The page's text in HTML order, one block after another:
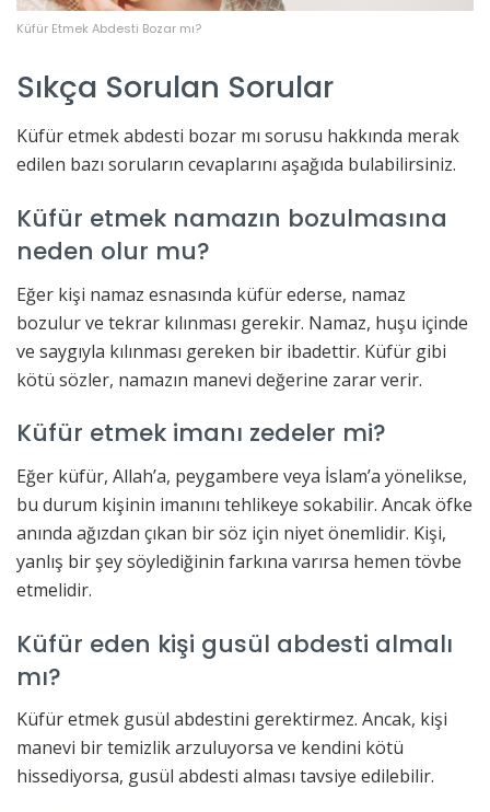
Küfür Etmek Abdesti Bozar mı?
Sıkça Sorulan Sorular
Küfür etmek abdesti bozar mı sorusu hakkında merak
edilen bazı soruların cevaplarını aşağıda bulabilirsiniz.
Küfür etmek namazın bozulmasına
neden olur mu?
Eğer kişi namaz esnasında küfür ederse, namaz
bozulur ve tekrar kılınması gerekir. Namaz, huşu içinde
ve saygıyla kılınması gereken bir ibadettir. Küfür gibi
kötü sözler, namazın manevi değerine zarar verir.
Küfür etmek imanı zedeler mi?
Eğer küfür, Allah’a, peygambere veya İslam’a yönelikse,
bu durum kişinin imanını tehlikeye sokabilir. Ancak öfke
anında ağızdan çıkan bir söz için niyet önemlidir. Kişi,
yanlış bir şey söylediğinin farkına varırsa hemen tövbe
etmelidir.
Küfür eden kişi gusül abdesti almalı
mı?
Küfür etmek gusül abdestini gerektirmez. Ancak, kişi
manevi bir temizlik arzuluyorsa ve kendini kötü
hissediyorsa, gusül abdesti alması tavsiye edilebilir.